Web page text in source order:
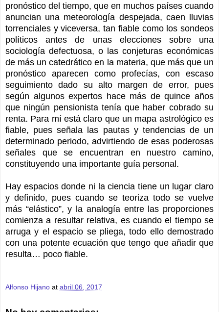
pronóstico del tiempo, que en muchos países cuando
anuncian una meteorología despejada, caen lluvias
torrenciales y viceversa, tan fiable como los sondeos
políticos antes de unas elecciones sobre una
sociología defectuosa, o las conjeturas económicas
de más un catedrático en la materia, que más que un
pronóstico aparecen como profecías, con escaso
seguimiento dado su alto margen de error, pues
según algunos expertos hace más de quince años
que ningún pensionista tenía que haber cobrado su
renta. Para mí está claro que un mapa astrológico es
fiable, pues señala las pautas y tendencias de un
determinado periodo, advirtiendo de esas poderosas
señales que se encuentran en nuestro camino,
constituyendo una importante guía personal.
Hay espacios donde ni la ciencia tiene un lugar claro
y definido, pues cuando se teoriza todo se vuelve
más “elástico”, y la analogía entre las proporciones
comienza a resultar relativa, es cuando el tiempo se
arruga y el espacio se pliega, todo ello demostrado
con una potente ecuación que tengo que añadir que
resulta… poco fiable.
Alfonso Hijano at abril 06, 2017